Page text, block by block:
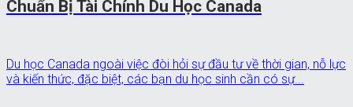
Chuẩn Bị Tài Chính Du Học Canada
Du học Canada ngoài việc đòi hỏi sự đầu tư về thời gian, nỗ lực
và kiến thức, đặc biệt, các bạn du học sinh cần có sự...